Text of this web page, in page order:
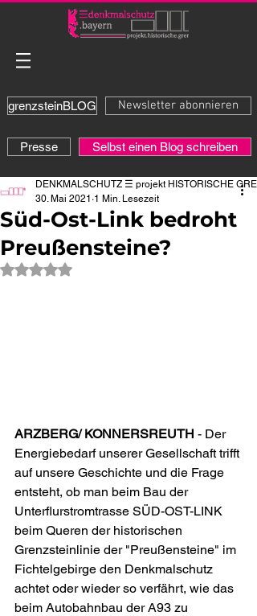
grenzsteinBLOG
Presse
Newsletter abonnieren
Selbst einen Blog schreiben
Süd-Ost-Link bedroht
Preußensteine?
DENKMALSCHUTZ ☰ projekt HISTORISCHE
30. Mai 2021 1 Min. Lesezeit
Mit NaN von 5 Sternen bewertet.
ARZBERG/ KONNERSREUTH - Der
Energiebedarf unserer Gesellschaft trifft
auf unsere Geschichte und die Frage
entsteht, ob man beim Bau der
Unterflurstromtrasse SÜD-OST-LINK
beim Queren der historischen
Grenzsteinlinie der "Preußensteine" im
Fichtelgebirge den Denkmalschutz
achtet oder wieder so verfährt, wie das
beim Autobahnbau der A93 zu